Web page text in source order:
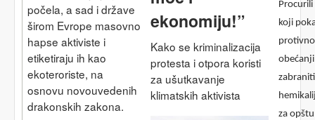
počela, a sad i države
širom Evrope masovno
hapse aktiviste i
etiketiraju ih kao
ekoteroriste, na
osnovu novouvedenih
drakonskih zakona.
ekonomiju!”
Kako se kriminalizacija
protesta i otpora koristi
za ušutkavanje
klimatskih aktivista
koji
za